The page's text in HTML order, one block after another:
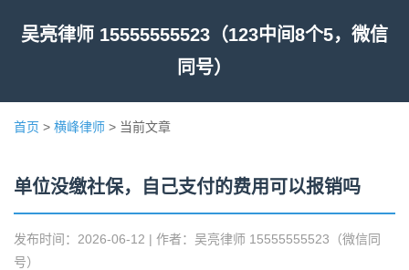
吴亮律师 15555555523（123中间8个5，微信
同号）
首页 > 横峰律师 > 当前文章
单位没缴社保，自己支付的费用可以报销吗
发布时间：2026-06-12 | 作者：吴亮律师 15555555523（微信同
号）